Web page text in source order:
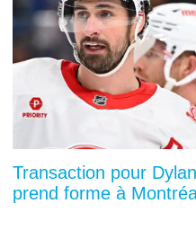
Transaction pour
prend forme à